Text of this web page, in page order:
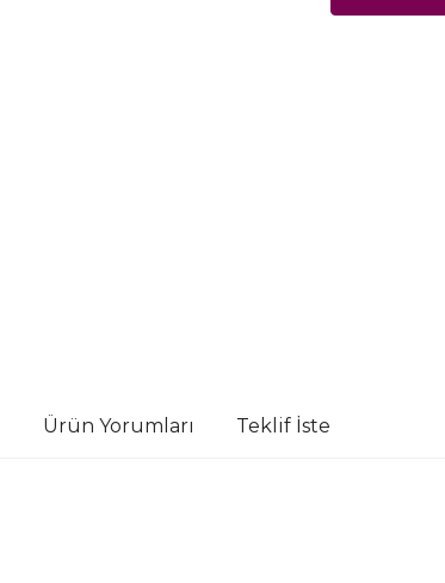
Ürün Yorumları Teklif İste